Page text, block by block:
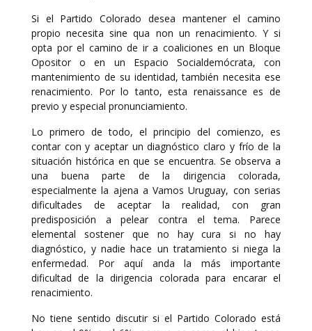
Si el Partido Colorado desea mantener el camino
propio necesita sine qua non un renacimiento. Y si
opta por el camino de ir a coaliciones en un Bloque
Opositor o en un Espacio Socialdemócrata, con
mantenimiento de su identidad, también necesita ese
renacimiento. Por lo tanto, esta renaissance es de
previo y especial pronunciamiento.
Lo primero de todo, el principio del comienzo, es
contar con y aceptar un diagnóstico claro y frío de la
situación histórica en que se encuentra. Se observa a
una buena parte de la dirigencia colorada,
especialmente la ajena a Vamos Uruguay, con serias
dificultades de aceptar la realidad, con gran
predisposición a pelear contra el tema. Parece
elemental sostener que no hay cura si no hay
diagnóstico, y nadie hace un tratamiento si niega la
enfermedad. Por aquí anda la más importante
dificultad de la dirigencia colorada para encarar el
renacimiento.
No tiene sentido discutir si el Partido Colorado está